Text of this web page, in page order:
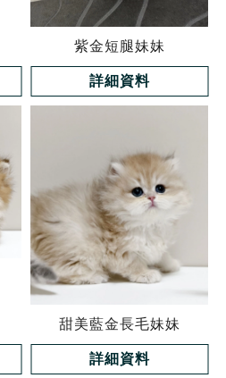
紫金短腿妹妹
詳細資料
甜美藍金長毛妹妹
詳細資料